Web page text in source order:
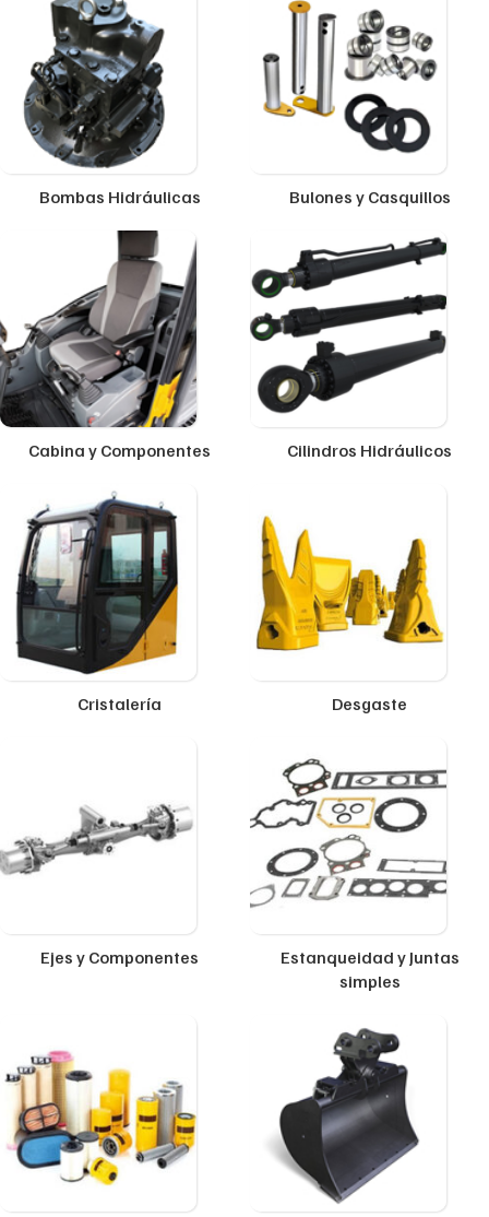
Bombas Hidráulicas Bulones y Casquillos
Cabina y Componentes Cilindros Hidráulicos
Cristalería Desgaste
Ejes y Componentes
Estanqueidad y Juntas
simples